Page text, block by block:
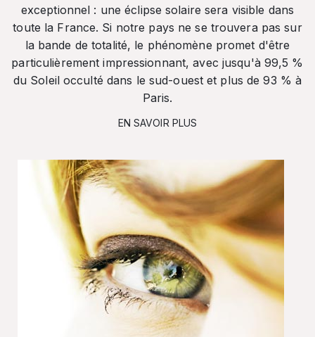
exceptionnel : une éclipse solaire sera visible dans
toute la France. Si notre pays ne se trouvera pas sur
la bande de totalité, le phénomène promet d'être
particulièrement impressionnant, avec jusqu'à 99,5 %
du Soleil occulté dans le sud-ouest et plus de 93 % à
Paris.
EN SAVOIR PLUS